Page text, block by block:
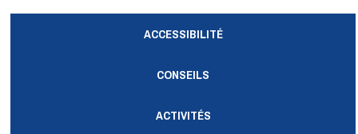
ACCESSIBILITÉ
CONSEILS
ACTIVITÉS